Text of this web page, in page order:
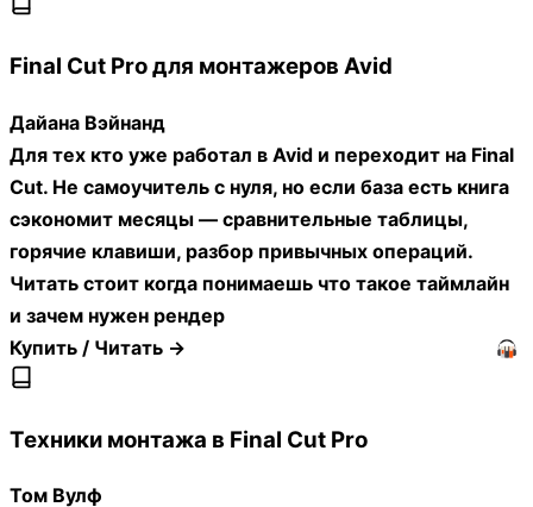
Final Cut Pro для монтажеров Avid
Дайана Вэйнанд
Для тех кто уже работал в Avid и переходит на Final
Cut. Не самоучитель с нуля, но если база есть книга
сэкономит месяцы — сравнительные таблицы,
горячие клавиши, разбор привычных операций.
Читать стоит когда понимаешь что такое таймлайн
и зачем нужен рендер
Купить / Читать →
Техники монтажа в Final Cut Pro
Том Вулф